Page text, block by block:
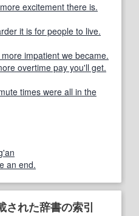
excitement there is.
it is for people to live.
impatient we became.
overtime pay you'll get.
times were all in the
an end.
された辞書の索引